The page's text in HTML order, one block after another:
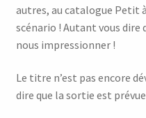
autres, au catalogue Petit
scénario ! Autant vous dire
nous impressionner !
Le titre n’est pas encore
dire que la sortie est